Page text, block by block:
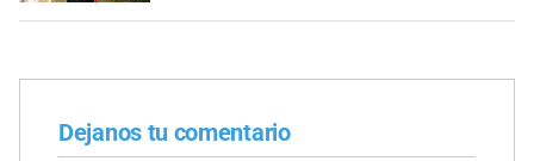
Dejanos tu comentario